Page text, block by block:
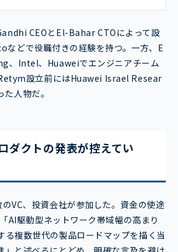
CEOとEl-Bahar CTOによって設
などで役職付きの経験を持つ。一方、E
、Intel、Huaweiでエンジニアチーム
設立前にはHuawei Israel Resear
人物だ。
ダクトの発表が控えてい
VC、投資会社が参加した。資金の使途
AI駆動型ネットワーク帯域幅の高まり
る複数世代の製品ロードマップを描く当